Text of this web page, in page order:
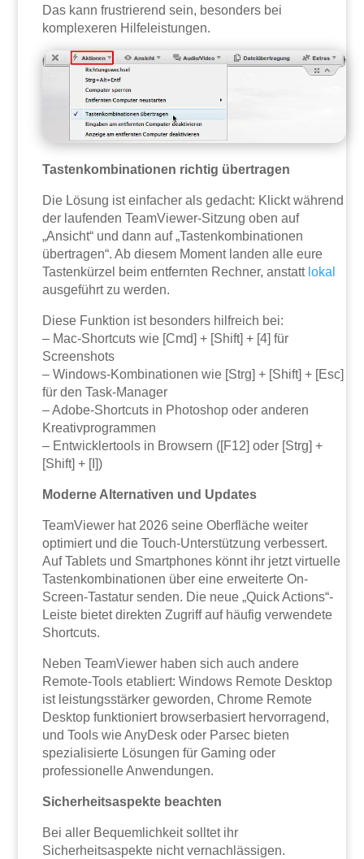
Das kann frustrierend sein, besonders bei
komplexeren Hilfeleistungen.
Tastenkombinationen richtig übertragen
Die Lösung ist einfacher als gedacht: Klickt während
der laufenden TeamViewer-Sitzung oben auf
„Ansicht“ und dann auf „Tastenkombinationen
übertragen“. Ab diesem Moment landen alle eure
Tastenkürzel beim entfernten Rechner, anstatt lokal
ausgeführt zu werden.
Diese Funktion ist besonders hilfreich bei:
– Mac-Shortcuts wie [Cmd] + [Shift] + [4] für
Screenshots
– Windows-Kombinationen wie [Strg] + [Shift] + [Esc]
für den Task-Manager
– Adobe-Shortcuts in Photoshop oder anderen
Kreativprogrammen
– Entwicklertools in Browsern ([F12] oder [Strg] +
[Shift] + [I])
Moderne Alternativen und Updates
TeamViewer hat 2026 seine Oberfläche weiter
optimiert und die Touch-Unterstützung verbessert.
Auf Tablets und Smartphones könnt ihr jetzt virtuelle
Tastenkombinationen über eine erweiterte On-
Screen-Tastatur senden. Die neue „Quick Actions“-
Leiste bietet direkten Zugriff auf häufig verwendete
Shortcuts.
Neben TeamViewer haben sich auch andere
Remote-Tools etabliert: Windows Remote Desktop
ist leistungsstärker geworden, Chrome Remote
Desktop funktioniert browserbasiert hervorragend,
und Tools wie AnyDesk oder Parsec bieten
spezialisierte Lösungen für Gaming oder
professionelle Anwendungen.
Sicherheitsaspekte beachten
Bei aller Bequemlichkeit solltet ihr
Sicherheitsaspekte nicht vernachlässigen.